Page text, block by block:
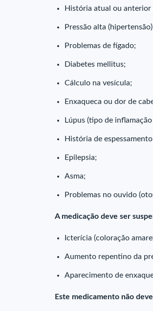
História atual ou anterior
Pressão alta
Problemas de fígado;
Diabetes mellitus;
Cálculo na vesícula;
Enxaqueca ou dor de
Lúpus (tipo de
História de
Epilepsia;
Asma;
Problemas no ouvido
A medicação deve ser
Icterícia (coloração
Aumento repentino da
Aparecimento de
Este medicamento não